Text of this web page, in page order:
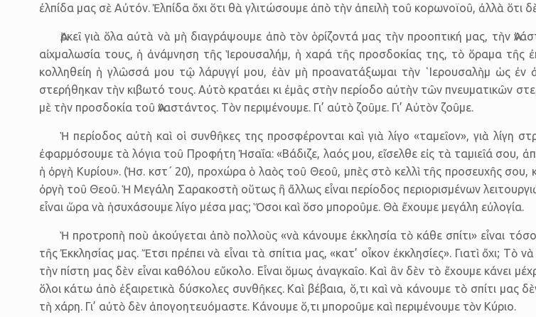
ἐλπίδα μας σὲ Αὐτόν. Ἐλπίδα ὄχι ὅτι θὰ γλιτώσουμε ἀπὸ τὴν ἀπειλὴ τοῦ κορωνοϊοῦ, ἀλλὰ
Ἀρκεῖ γιὰ ὅλα αὐτὰ νὰ μὴ διαγράψουμε ἀπὸ τὸν ὁρίζοντά μας τὴν προοπτική μας, τὴν
αἰχμαλωσία τους, ἡ ἀνάμνηση τῆς Ἱερουσαλήμ, ἡ χαρά τῆς προσδοκίας της, τὸ ὅραμα τῆς
κολληθείη ἡ γλῶσσά μου τῷ λάρυγγί μου, ἐὰν μὴ προανατάξωμαι τὴν ῾Ιερουσαλὴμ ὡς
στερήθηκαν τὴν κιβωτό τους. Αὐτὸ κρατάει κι ἐμᾶς στὴν περίοδο αὐτὴν τῶν πνευματικῶν
μὲ τὴν προσδοκία τοῦ Ἀναστάντος. Τὸν περιμένουμε. Γι’ αὐτὸ ζοῦμε. Γι’ Αὐτὸν ζοῦμε.
Ἡ περίοδος αὐτὴ καὶ οἱ συνθῆκες της προσφέρονται καὶ γιὰ λίγο «ταμεῖον», γιὰ λίγη
ἐφαρμόσουμε τὰ λόγια τοῦ Προφήτη Ἠσαΐα: «Βάδιζε, λαός μου, εἴσελθε εἰς τὰ τα­μιεῖά σου,
ἡ ὀργὴ Κυρίου». (Ἠσ. κστ΄ 20), προχώρα ὁ λαὸς τοῦ Θεοῦ, μπὲς στὸ κελλὶ τῆς προσευχῆς σου,
ὀργὴ τοῦ Θεοῦ. Ἡ Μεγάλη Σαρακοστὴ οὕτως ἢ ἄλλως εἶναι περίοδος περιορισμένων
εἶναι ὥρα νὰ ἡσυχάσουμε λίγο μέσα μας; Ὅσοι καὶ ὅσο μποροῦμε. Θὰ ἔχουμε μεγάλη εὐλογία.
Ἡ προτροπὴ ποὺ ἀκούγεται ἀπὸ πολλοὺς «νὰ κάνουμε ἐκκλησία τὸ κάθε σπίτι» εἶναι
τῆς Ἐκκλησίας μας. Ἔτσι πρέπει νὰ εἶναι τὰ σπίτια μας, «κατ’ οἶκον ἐκκλησίες». Γιατὶ ὄχι;
τὴν πίστη μας δὲν εἶναι καθόλου εὔκολο. Εἶναι ὅμως ἀναγκαῖο. Καὶ ἂν δὲν τὸ ἔχουμε κάνει
ὅλοι κάτω ἀπὸ ἐξαιρετικὰ δύσκολες συνθῆκες. Καὶ βέβαια, ὅ,τι καὶ νὰ κάνουμε τὸ σπίτι μας
τὴ χάρη. Γι’ αὐτὸ δὲν ἀπογοητευόμαστε. Κάνουμε ὅ,τι μποροῦμε καὶ περι­μένουμε τὸν Κύριο.